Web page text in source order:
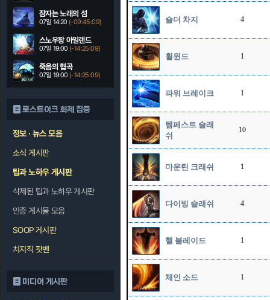
잠자는 노래의 섬
07일 14:20 (-09:45:08)
스노우팡 아일랜드
07일 19:00 (-14:25:08)
죽음의 협곡
07일 19:00 (-14:25:08)
로스트아크 화제 집중
정보 · 뉴스 모음
소식 게시판
팁과 노하우 게시판
삭제된 팁과 노하우 게시판
인증 게시물 모음
SOOP 게시판
치지직 팟벤
미디어 게시판
숄더 차지 4
휠윈드 1
파워 브레이크 1
템페스트 슬래
쉬
10
마운틴 크래쉬 1
다이빙 슬래쉬 4
헬 블레이드 1
체인 소드 1